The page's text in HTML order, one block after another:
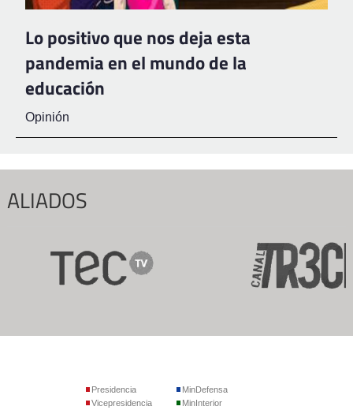
Lo positivo que nos deja esta
pandemia en el mundo de la
educación
Opinión
ALIADOS
Presidencia
Vicepresidencia
MinDefensa
MinInterior